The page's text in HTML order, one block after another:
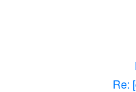
Re: